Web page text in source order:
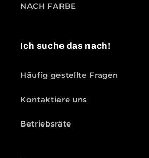
NACH FARBE
Ich suche das nach!
Häufig gestellte Fragen
Kontaktiere uns
Betriebsräte